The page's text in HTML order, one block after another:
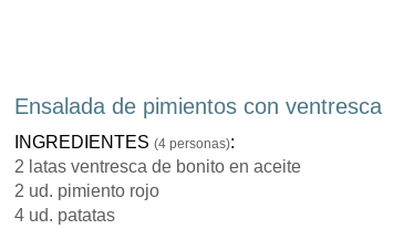
Ensalada de pimientos con ventresca
INGREDIENTES (4 personas):
2 latas ventresca de bonito en aceite
2 ud. pimiento rojo
4 ud. patatas